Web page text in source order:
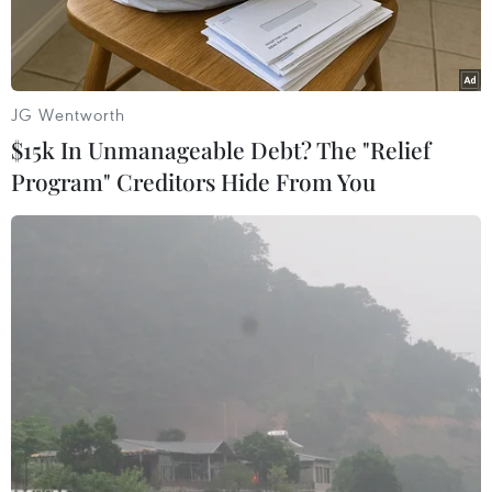
Các đối tượng bị bắt giữ. (Ảnh: TTXVN phát)
Nghệ An cho biết đơn vị vừa phá đường dây
đánh bạc dưới hình thức ghi lô, đề với số tiền
hơn 20 tỷ đồng, bắt giữ 10 đối tượng trong
JG Wentworth
$15k In Unmanageable Debt? The "Relief
Program" Creditors Hide From You